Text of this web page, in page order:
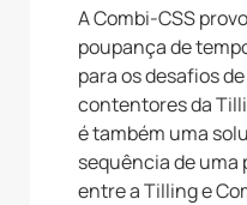
A Combi-CSS
poupança de
para os desafios
contentores da
é também uma
sequência de uma
entre a Tilling e